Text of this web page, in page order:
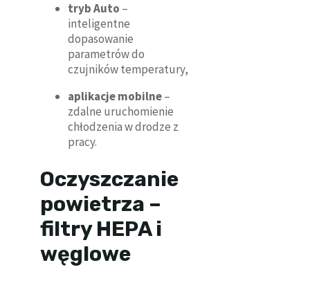
tryb Auto –
inteligentne
dopasowanie
parametrów do
czujników temperatury,
aplikacje mobilne–
zdalne uruchomienie
chłodzenia w drodze z
pracy.
Oczyszczanie
powietrza –
filtry HEPA i
węglowe